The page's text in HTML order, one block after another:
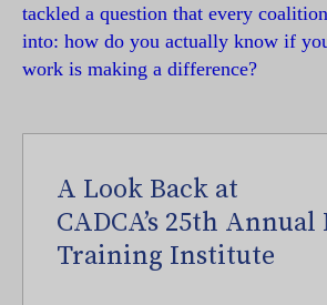
tackled a question that every
into: how do you actually know if
work is making a difference?
A Look Back at
CADCA’s 25th
Training Institute